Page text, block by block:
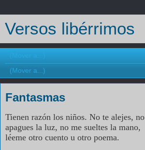
Versos libérrimos
Fantasmas
Tienen razón los niños. No te alejes, no
apagues la luz, no me sueltes la mano,
léeme otro cuento u otro poema.